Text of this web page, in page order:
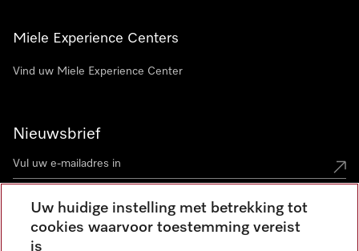
Miele Experience Centers
Vind uw Miele Experience Center
Nieuwsbrief
Contact contact@miele-support.be
Uw huidige instelling met betrekking tot
cookies waarvoor toestemming vereist
is